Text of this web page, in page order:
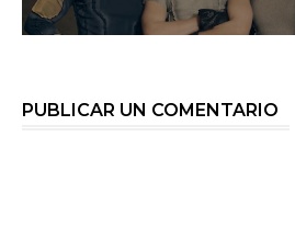
PUBLICAR UN COMENTARIO